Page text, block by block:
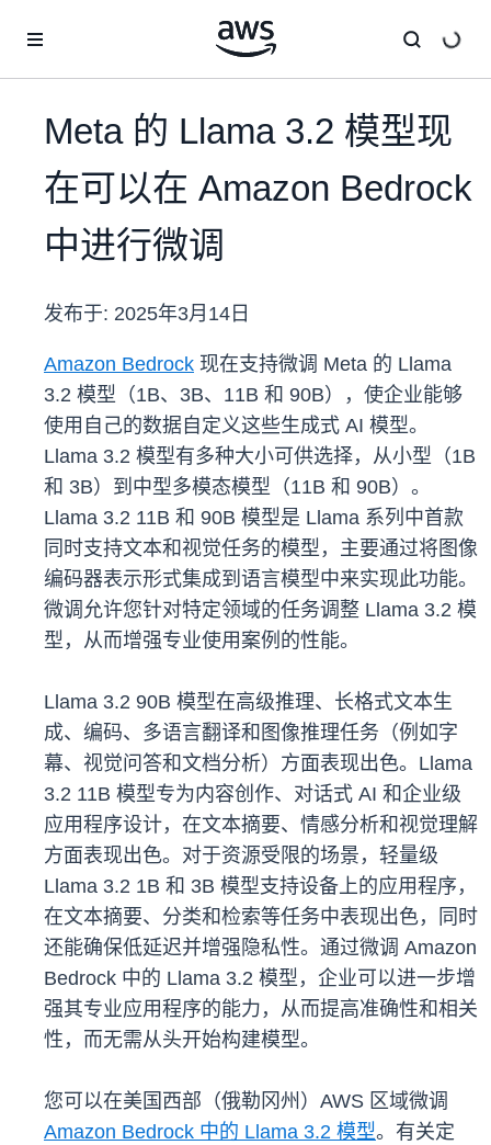
Meta 的 Llama 3.2 模型现
在可以在 Amazon Bedrock
中进行微调
发布于: 2025年3月14日
Amazon Bedrock 现在支持微调 Meta 的 Llama
3.2 模型（1B、3B、11B 和 90B），使企业能够
使用自己的数据自定义这些生成式 AI 模型。
Llama 3.2 模型有多种大小可供选择，从小型（1B
和 3B）到中型多模态模型（11B 和 90B）。
Llama 3.2 11B 和 90B 模型是 Llama 系列中首款
同时支持文本和视觉任务的模型，主要通过将图像
编码器表示形式集成到语言模型中来实现此功能。
微调允许您针对特定领域的任务调整 Llama 3.2 模
型，从而增强专业使用案例的性能。
Llama 3.2 90B 模型在高级推理、长格式文本生
成、编码、多语言翻译和图像推理任务（例如字
幕、视觉问答和文档分析）方面表现出色。Llama
3.2 11B 模型专为内容创作、对话式 AI 和企业级
应用程序设计，在文本摘要、情感分析和视觉理解
方面表现出色。对于资源受限的场景，轻量级
Llama 3.2 1B 和 3B 模型支持设备上的应用程序，
在文本摘要、分类和检索等任务中表现出色，同时
还能确保低延迟并增强隐私性。通过微调 Amazon
Bedrock 中的 Llama 3.2 模型，企业可以进一步增
强其专业应用程序的能力，从而提高准确性和相关
性，而无需从头开始构建模型。
您可以在美国西部（俄勒冈州）AWS 区域微调
Amazon Bedrock 中的 Llama 3.2 模型。有关定